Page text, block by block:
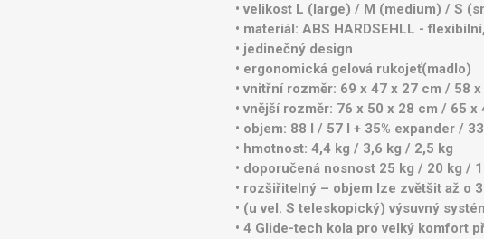
• velikost L (large) / M (medium) / S
• materiál: ABS HARDSEHLL -
• jedinečný design
• ergonomická gelová rukojeť(madlo)
• vnitřní rozměr: 69 x 47 x 27 cm / 58
• vnější rozměr: 76 x 50 x 28 cm / 65
• objem: 88 l / 57 l + 35% expander /
• hmotnost: 4,4 kg / 3,6 kg / 2,5 kg
• doporučená nosnost 25 kg / 20 kg /
• rozšiřitelný – objem lze zvětšit až o
• (u vel. S teleskopický) výsuvný
• 4 Glide-tech kola pro velký komfort